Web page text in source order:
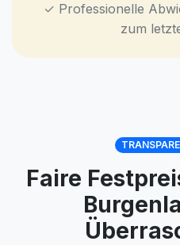
✓ Professionelle
zum
Faire